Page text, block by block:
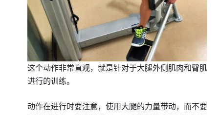
这个动作非常直观，就是针对于大腿外侧肌肉和臀肌
进行的训练。
动作在进行时要注意，使用大腿的力量带动，而不要